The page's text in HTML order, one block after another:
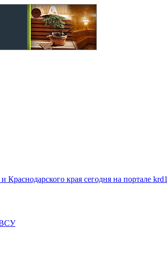
края сегодня на портале krd1
ВСУ